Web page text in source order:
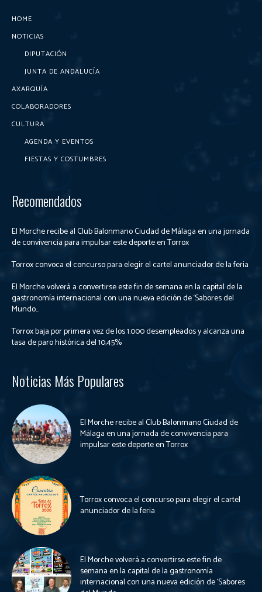
HOME
NOTICIAS
DIPUTACIÓN
JUNTA DE ANDALUCÍA
AXARQUÍA
COLABORADORES
CULTURA
AGENDA Y EVENTOS
FIESTAS Y COSTUMBRES
Recomendados
El Morche recibe al Club Balonmano Ciudad de Málaga en una jornada
de convivencia para impulsar este deporte en Torrox
Torrox convoca el concurso para elegir el cartel anunciador de la feria
El Morche volverá a convertirse este fin de semana en la capital de la
gastronomía internacional con una nueva edición de ‘Sabores del
Mundo...
Torrox baja por primera vez de los 1.000 desempleados y alcanza una
tasa de paro histórica del 10,45%
Noticias Más Populares
El Morche recibe al Club Balonmano Ciudad de
Málaga en una jornada de convivencia para
impulsar este deporte en Torrox
Torrox convoca el concurso para elegir el cartel
anunciador de la feria
El Morche volverá a convertirse este fin de
semana en la capital de la gastronomía
internacional con una nueva edición de ‘Sabores